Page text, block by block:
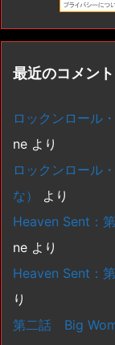
最近のコメント
ロックンロール
ne より
ロックンロール
な）
より
Heaven Sent：
ne より
Heaven Sent：
り
第二話 Big